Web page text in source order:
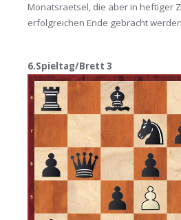
Monatsraetsel, die aber in heftiger
erfolgreichen Ende gebracht
6.Spieltag/Brett 3